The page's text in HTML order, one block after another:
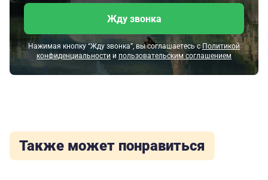
Жду звонка
Нажимая кнопку “Жду звонка”, вы соглашаетесь с Политикой
конфиденциальности и пользовательским соглашением
Также может понравиться